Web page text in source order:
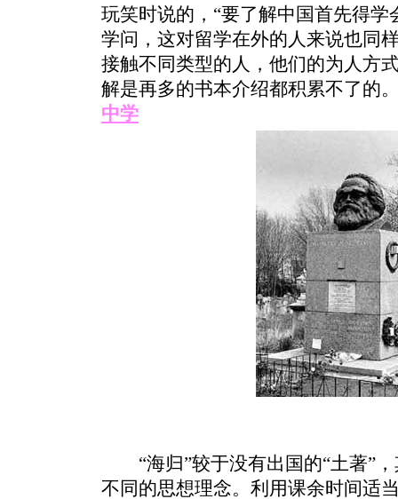
玩笑时说的，“要了解中国首先得学
学问，这对留学在外的人来说也同
接触不同类型的人，他们的为人方
解是再多的书本介绍都积累不了的
中学
“海归”较于没有出国的“土著”，
不同的思想理念。利用课余时间适